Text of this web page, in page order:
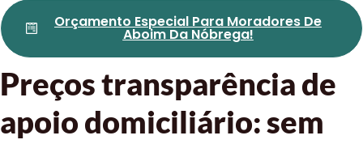
Orçamento Especial Para Moradores De
Aboim Da Nóbrega!
Preços transparência de
apoio domiciliário: sem